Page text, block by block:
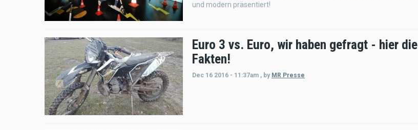
und modern präsentiert!
Euro 3 vs. Euro, wir haben gefragt - hier die
Fakten!
Dec 16 2016 - 11:37am , by MR Presse